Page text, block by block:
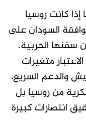
كانت روسيا
السودان على
سفنها الحربية.
متغيرات
والدعم السريع،
من روسيا بل
انتصارات كبيرة